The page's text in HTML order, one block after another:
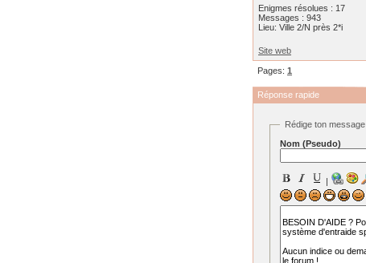
Enigmes résolues : 17
Messages : 943
Lieu: Ville 2/N près 2*i
Site web
Pages: 1
Réponse rapide
Rédige ton message
Nom (Pseudo)
|